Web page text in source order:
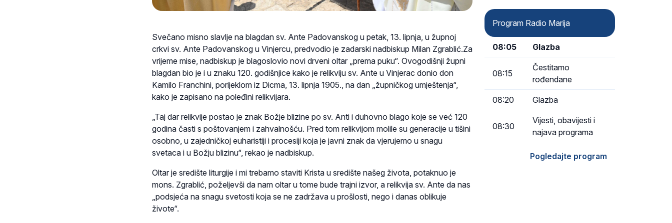
Svečano misno slavlje na blagdan sv. Ante Padovanskog u petak, 13. lipnja, u župnoj
crkvi sv. Ante Padovanskog u Vinjercu, predvodio je zadarski nadbiskup Milan Zgrablić.Za
vrijeme mise, nadbiskup je blagoslovio novi drveni oltar „prema puku“. Ovogodišnji župni
blagdan bio je i u znaku 120. godišnjice kako je relikviju sv. Ante u Vinjerac donio don
Kamilo Franchini, porijeklom iz Dicma, 13. lipnja 1905., na dan „župničkog umještenja“,
kako je zapisano na poleđini relikvijara.
„Taj dar relikvije postao je znak Božje blizine po sv. Anti i duhovno blago koje se već 120
godina časti s poštovanjem i zahvalnošću. Pred tom relikvijom molile su generacije u tišini
osobno, u zajedničkoj euharistiji i procesiji koja je javni znak da vjerujemo u snagu
svetaca i u Božju blizinu“, rekao je nadbiskup.
Oltar je središte liturgije i mi trebamo staviti Krista u središte našeg života, potaknuo je
mons. Zgrablić, poželjevši da nam oltar u tome bude trajni izvor, a relikvija sv. Ante da nas
„podsjeća na snagu svetosti koja se ne zadržava u prošlosti, nego i danas oblikuje
živote“.
Program Radio Marija
08:05 Glazba
08:15
Čestitamo
rođendane
08:20 Glazba
08:30
Vijesti, obavijesti i
najava programa
Pogledajte program